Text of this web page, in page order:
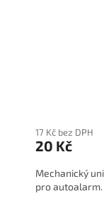
17 Kč bez DPH
20 Kč
Mechanický
pro autoalarm.